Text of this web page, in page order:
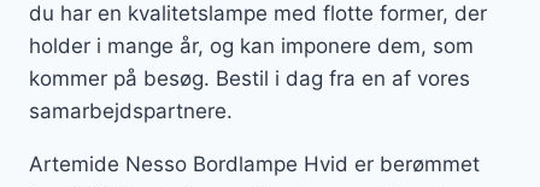
du har en kvalitetslampe med flotte former, der
holder i mange år, og kan imponere dem, som
kommer på besøg. Bestil i dag fra en af vores
samarbejdspartnere.
Artemide Nesso Bordlampe Hvid er berømmet